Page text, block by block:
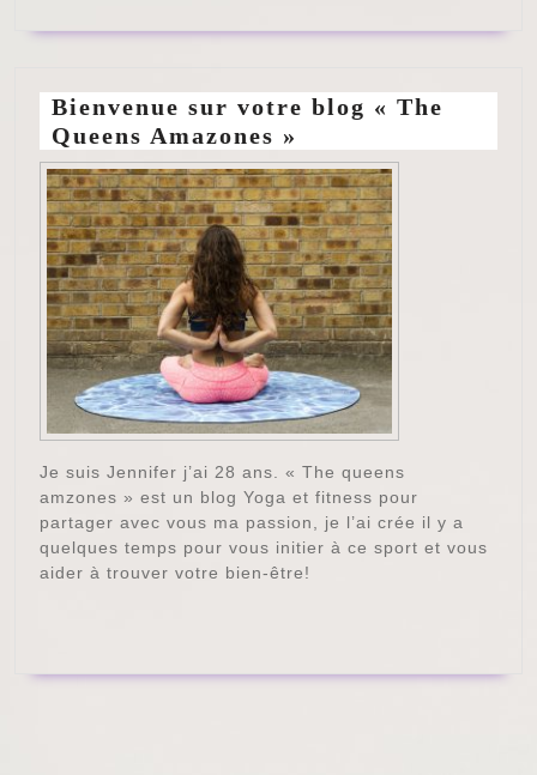
Astuces
Bienvenue sur votre blog « The
Queens Amazones »
Je suis Jennifer j’ai 28 ans. « The queens
amzones » est un blog Yoga et fitness pour
partager avec vous ma passion, je l’ai crée il y a
quelques temps pour vous initier à ce sport et vous
aider à trouver votre bien-être!